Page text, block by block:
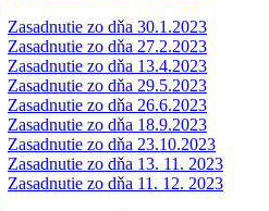
Zasadnutie zo dňa 30.1.2023
Zasadnutie zo dňa 27.2.2023
Zasadnutie zo dňa 13.4.2023
Zasadnutie zo dňa 29.5.2023
Zasadnutie zo dňa 26.6.2023
Zasadnutie zo dňa 18.9.2023
Zasadnutie zo dňa 23.10.2023
Zasadnutie zo dňa 13. 11. 2023
Zasadnutie zo dňa 11. 12. 2023